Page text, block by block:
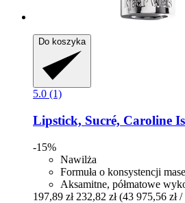
Do koszyka
5.0 (1)
Lipstick, Sucré, Caroline
-15%
Nawilża
Formuła o konsystencji
Aksamitne, półmatowe
197,89 zł 232,82 zł (43 975,56 zł